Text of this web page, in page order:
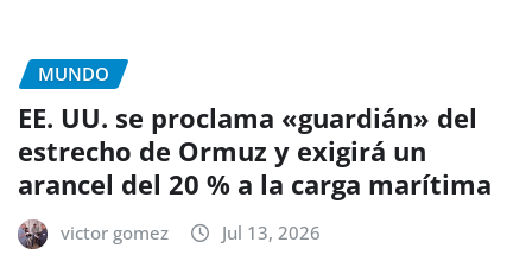
MUNDO
EE. UU. se proclama «guardián» del
estrecho de Ormuz y exigirá un
arancel del 20 % a la carga marítima
victor gomez Jul 13, 2026